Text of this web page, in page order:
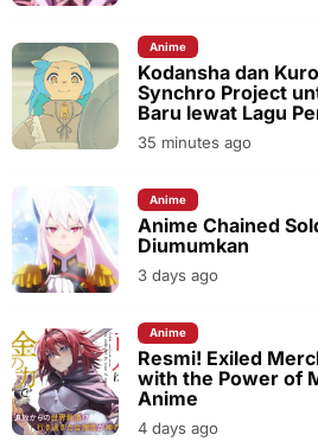
Anime
Kodansha dan
Synchro Project
Baru lewat Lagu
35 minutes ago
Anime
Anime Chained
Diumumkan
3 days ago
Anime
Resmi! Exiled
with the Power of
Anime
4 days ago